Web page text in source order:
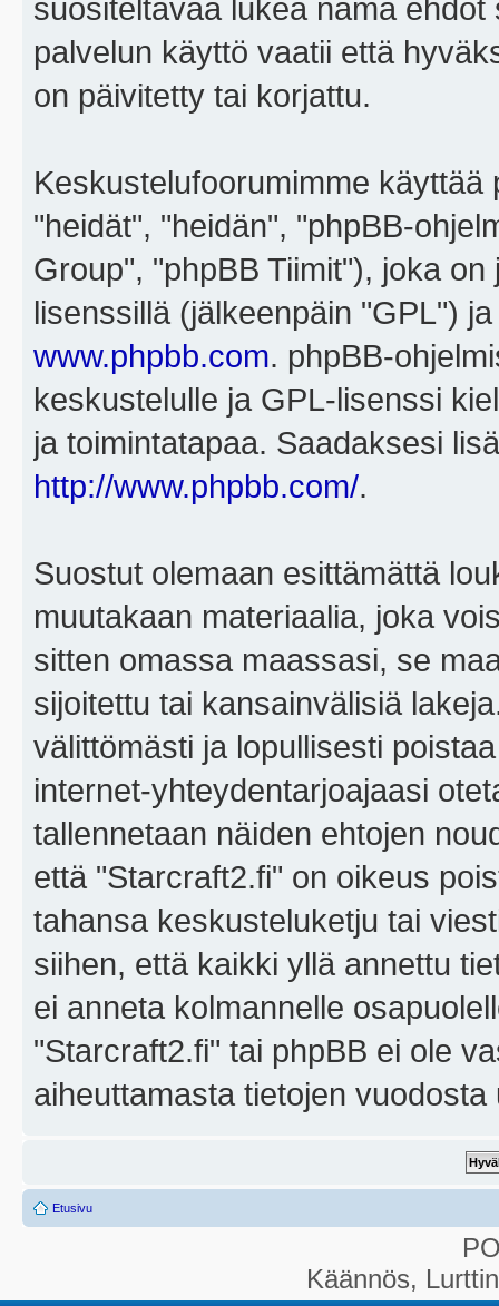
suositeltavaa lukea nämä
palvelun käyttö vaatii että
on päivitetty tai korjattu.
Keskustelufoorumimme
"heidät", "heidän", "phpBB-
Group", "phpBB Tiimit"), joka on
lisenssillä (jälkeenpäin "GPL")
www.phpbb.com. phpBB-
keskustelulle ja GPL-lisenssi
ja toimintatapaa. Saadaksesi
http://www.phpbb.com/.
Suostut olemaan esittämättä
muutakaan materiaalia, joka
sitten omassa maassasi, se
sijoitettu tai kansainvälisiä
välittömästi ja lopullisesti
internet-yhteydentarjoajaasi
tallennetaan näiden ehtojen
että "Starcraft2.fi" on oikeus
tahansa keskusteluketju tai
siihen, että kaikki yllä annettu
ei anneta kolmannelle
"Starcraft2.fi" tai phpBB ei ole
aiheuttamasta tietojen
Etusivu
Käännös,